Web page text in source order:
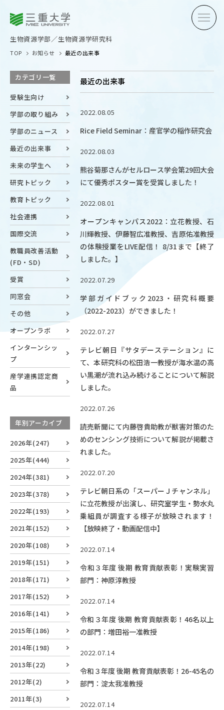
生物資源学部 生物資源学研究科
受験生の方へ
OPEN CAMPUS
OUR OPEN
学問探求セミナー
学生研究紹介・
インタビュー
ABOUT
学部概要
ACADEMICS
入試情報
RESEARCH
SOCIAL
社会連携
CAMPUS LIFE
大学生活
CENTERS
附属教育研究施設
パンフレット
教員一覧
EVENTS
イベントカレンダー
TOP お知らせ 最近の出来事
カテゴリ一覧
受験生向け
学部の取り組み
学部のニュース
最近の出来事
未来の学生へ
研究トピック
教育トピック
社会連携
国際交流
教職員改善活動
(FD・SD)
受賞
同窓会
その他
オープンラボ
インターンシッ
プ
産学連携認定商
品
年別アーカイブ
2026年(247)
2025年(444)
2024年(381)
2023年(378)
2022年(193)
2021年(152)
2020年(108)
2019年(151)
2018年(171)
2017年(152)
2016年(141)
2015年(186)
2014年(198)
2013年(22)
2012年(2)
2011年(3)
最近の出来事
2022.08.05
Rice Field Seminar：産官学の稲作研究会
2022.08.03
熊谷菊那さんがセルロース学会第29回大会
にて優秀ポスター賞を受賞しました！
2022.08.01
オープンキャンパス2022：立花教授、石
川輝教授、伊藤智広准教授、吉原佑准教授
の体験授業をLIVE配信！ 8/31まで【終了
しました。】
2022.07.29
学部ガイドブック2023・研究科概要
（2022-2023）ができました！
2022.07.27
テレビ朝日『サタデーステーション』に
て、本研究科の松田浩一教授が海水温の高
い黒潮が流れ込み続けることについて解説
しました。
2022.07.26
読売新聞にて内藤啓貴助教が獣害対策のた
めのセンシング技術について解説が掲載さ
れました。
2022.07.20
テレビ朝日系の「スーパーＪチャンネル」
に立花教授が出演し、研究室学生・勢水丸
乗組員が調査する様子が放映されます！
【放映終了・動画配信中】
2022.07.14
令和３年度 後期 教育貢献表彰！実験実習
部門：神原淳教授
2022.07.14
令和３年度 後期 教育貢献表彰！46名以上
の部門：増田裕一准教授
2022.07.14
令和３年度 後期 教育貢献表彰！26-45名の
部門：淀太我准教授
2022.07.14